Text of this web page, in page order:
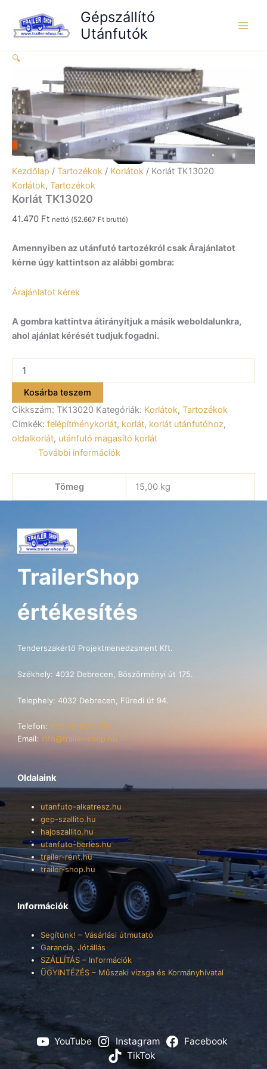
content
Gépszállító
Utánfutók
🔍
Kezdőlap / Tartozékok / Korlátok / Korlát TK13020
Korlátok, Tartozékok
Korlát TK13020
41.470 Ft nettó (52.667 Ft bruttó)
Amennyiben az utánfutó tartozékról csak Árajánlatot
kérne úgy kattintson az alábbi gombra:
Árajánlatot kérek
A gombra kattintva átirányítjuk a másik weboldalunkra,
ahol ajánlat kérését tudjuk fogadni.
TK13020
mennyiség
Kosárba teszem
Cikkszám: TK13020 Kategóriák: Korlátok, Tartozékok
Címkék: felépítménykorlát, korlát, korlát utánfutóhoz,
oldalkorlát, utánfutó magasító korlát
További információk
Tömeg 15,00 kg
TrailerShop
értékesítés
Tenderszakértő Projektmenedzsment Kft.
Székhely: 4032 Debrecen, Böszörményi út 175.
Telephely: 4032 Debrecen, Füredi út 94.
Telefon: +36 70 621 7696
Email: info@trailer-shop.hu
Oldalaink
utanfuto-alkatresz.hu
gep-szallito.hu
hajoszallito.hu
utanfuto-berles.hu
trailer-rent.hu
trailer-shop.hu
Információk
Segítünk! – Vásárlási útmutató
Garancia, Jótállás
SZÁLLÍTÁS – Információk
ÜGYINTÉZÉS – Műszaki vizsga és Kormányhivatal
YouTube Instagram
Facebook
TikTok